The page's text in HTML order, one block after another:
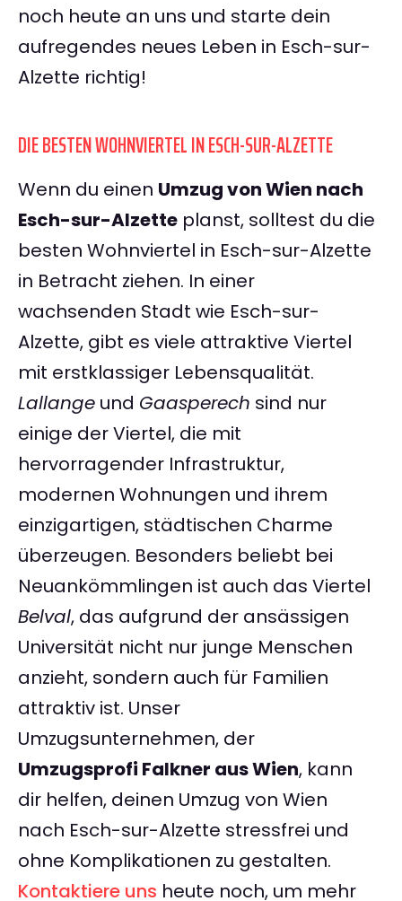
noch heute an uns und starte dein
aufregendes neues Leben in Esch-sur-
Alzette richtig!
DIE BESTEN WOHNVIERTEL IN ESCH-SUR-ALZETTE
Wenn du einen Umzug von Wien nach
Esch-sur-Alzette planst, solltest du die
besten Wohnviertel in Esch-sur-Alzette
in Betracht ziehen. In einer
wachsenden Stadt wie Esch-sur-
Alzette, gibt es viele attraktive Viertel
mit erstklassiger Lebensqualität.
Lallange und Gaasperech sind nur
einige der Viertel, die mit
hervorragender Infrastruktur,
modernen Wohnungen und ihrem
einzigartigen, städtischen Charme
überzeugen. Besonders beliebt bei
Neuankömmlingen ist auch das Viertel
Belval, das aufgrund der ansässigen
Universität nicht nur junge Menschen
anzieht, sondern auch für Familien
attraktiv ist. Unser
Umzugsunternehmen, der
Umzugsprofi Falkner aus Wien, kann
dir helfen, deinen Umzug von Wien
nach Esch-sur-Alzette stressfrei und
ohne Komplikationen zu gestalten.
Kontaktiere uns heute noch, um mehr